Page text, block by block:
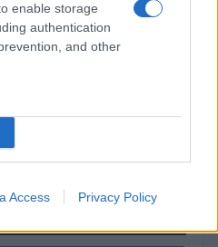
enable storage
authentication
and other
Access Privacy Policy